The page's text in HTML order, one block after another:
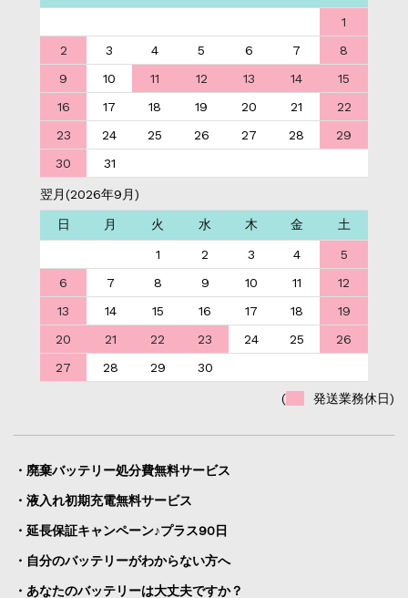
1
2
3 4 5 6 7
8
9
10 11 12 13 14
15
16
17 18 19 20 21
22
23
24 25 26 27 28
29
30
31
翌月(2026年9月)
日 月 火 水 木 金 土
1 2 3 4
5
6
7 8 9 10 11
12
13
14 15 16 17 18
19
20
21 22 23 24 25
26
27
28 29 30
( 発送業務休日)
・廃棄バッテリー処分費無料サービス
・液入れ初期充電無料サービス
・延長保証キャンペーン♪プラス90日
・自分のバッテリーがわからない方へ
・あなたのバッテリーは大丈夫ですか？